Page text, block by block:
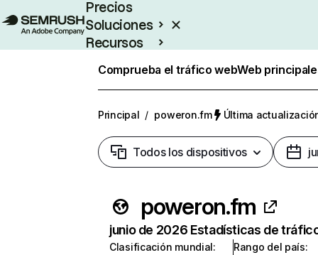
Precios
Soluciones
Recursos
Comprueba el tráfico webWeb
Principal / poweron.fm Última
Todos los dispositivos
poweron.fm
junio de 2026 Estadísticas de
Clasificación mundial:
Rango del país: